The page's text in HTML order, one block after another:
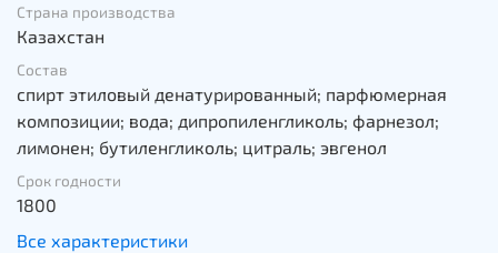
Страна производства
Казахстан
Состав
спирт этиловый денатурированный; парфюмерная
композиции; вода; дипропиленгликоль; фарнезол;
лимонен; бутиленгликоль; цитраль; эвгенол
Срок годности
1800
Все характеристики